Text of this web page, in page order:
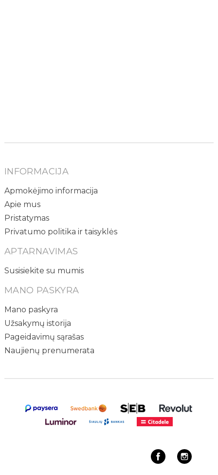
INFORMACIJA
Apmokėjimo informacija
Apie mus
Pristatymas
Privatumo politika ir taisyklės
APTARNAVIMAS
Susisiekite su mumis
MANO PASKYRA
Mano paskyra
Užsakymų istorija
Pageidavimų sąrašas
Naujienų prenumerata